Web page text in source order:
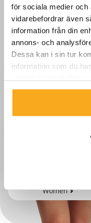
för sociala medier
vidarebefordrar även
information från din
annons- och
Dessa kan i sin tur
information som du
Women